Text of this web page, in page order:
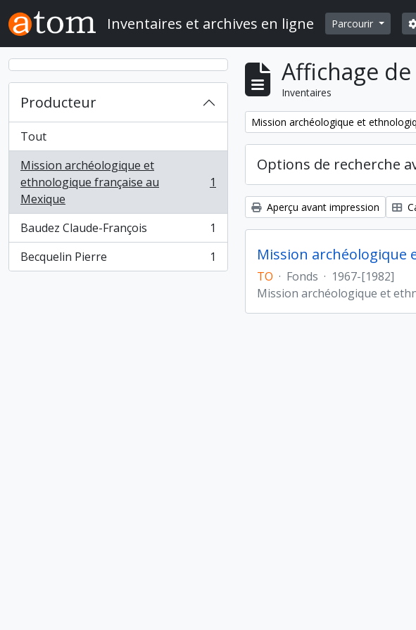
Skip to main content
Inventaires et archives en ligne Parcourir
Producteur
Tout
Mission archéologique et
ethnologique française au
Mexique
, 1 résultats 1
Baudez Claude-François
, 1 résultats
1
Becquelin Pierre
, 1 résultats 1
Affichage
Inventaires
Remove filter:
Mission archéologique et
Options de recherche
Aperçu avant impression
Mission archéologique
TO · Fonds · 1967-[1982]
Mission archéologique et